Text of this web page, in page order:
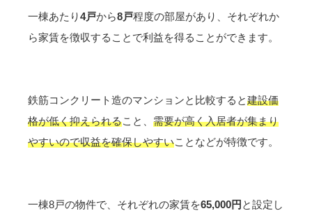
一棟あたり4戸から8戸程度の部屋があり、それぞれか
ら家賃を徴収することで利益を得ることができます。
鉄筋コンクリート造のマンションと比較すると建設価
格が低く抑えられること、 需要が高く入居者が集まり
やすいので収益を確保しやすいことなどが特徴です。
一棟8戸の物件で、それぞれの家賃を65,000円 と設定し